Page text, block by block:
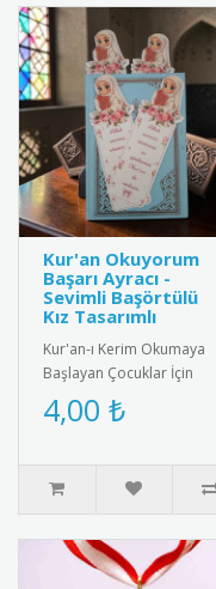
Kur'an Okuyorum
Başarı Ayracı -
Sevimli Başörtülü
Kız Tasarımlı
Kur'an-ı Kerim Okumaya
Başlayan Çocuklar İçin
Anlamlı Bir Hediye: Sevimli
Başörtülü Kız Tasarımlı Ku..
4,00 ₺